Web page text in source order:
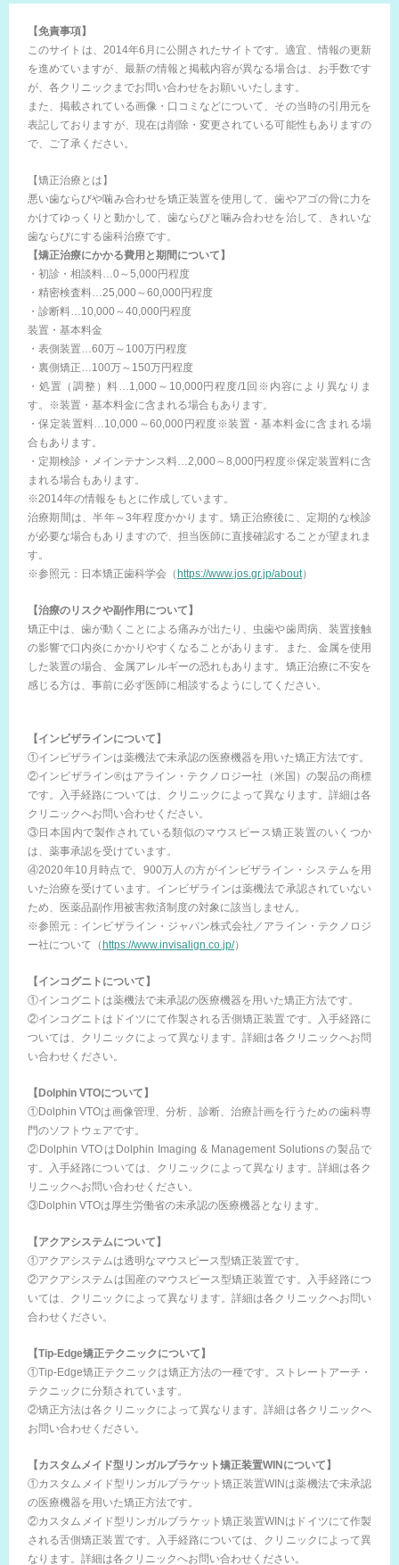
【免責事項】
このサイトは、2014年6月に公開されたサイトです。適宜、情報の更新
を進めていますが、最新の情報と掲載内容が異なる場合は、お手数です
が、各クリニックまでお問い合わせをお願いいたします。
また、掲載されている画像・口コミなどについて、その当時の引用元を
表記しておりますが、現在は削除・変更されている可能性もありますの
で、ご了承ください。
【矯正治療とは】
悪い歯ならびや噛み合わせを矯正装置を使用して、歯やアゴの骨に力を
かけてゆっくりと動かして、歯ならびと噛み合わせを治して、きれいな
歯ならびにする歯科治療です。
【矯正治療にかかる費用と期間について】
・初診・相談料…0～5,000円程度
・精密検査料…25,000～60,000円程度
・診断料…10,000～40,000円程度
装置・基本料金
・表側装置…60万～100万円程度
・裏側矯正…100万～150万円程度
・処置（調整）料…1,000～10,000円程度/1回※内容により異なりま
す。※装置・基本料金に含まれる場合もあります。
・保定装置料…10,000～60,000円程度※装置・基本料金に含まれる場
合もあります。
・定期検診・メインテナンス料…2,000～8,000円程度※保定装置料に含
まれる場合もあります。
※2014年の情報をもとに作成しています。
治療期間は、半年～3年程度かかります。矯正治療後に、定期的な検診
が必要な場合もありますので、担当医師に直接確認することが望まれま
す。
※参照元：日本矯正歯科学会（https://www.jos.gr.jp/about）
【治療のリスクや副作用について】
矯正中は、歯が動くことによる痛みが出たり、虫歯や歯周病、装置接触
の影響で口内炎にかかりやすくなることがあります。また、金属を使用
した装置の場合、金属アレルギーの恐れもあります。矯正治療に不安を
感じる方は、事前に必ず医師に相談するようにしてください。
【インビザラインについて】
①インビザラインは薬機法で未承認の医療機器を用いた矯正方法です。
②インビザライン®はアライン・テクノロジー社（米国）の製品の商標
です。入手経路については、クリニックによって異なります。詳細は各
クリニックへお問い合わせください。
③日本国内で製作されている類似のマウスピース矯正装置のいくつか
は、薬事承認を受けています。
④2020年10月時点で、900万人の方がインビザライン・システムを用
いた治療を受けています。インビザラインは薬機法で承認されていない
ため、医薬品副作用被害救済制度の対象に該当しません。
※参照元：インビザライン・ジャパン株式会社／アライン・テクノロジ
ー社について（https://www.invisalign.co.jp/）
【インコグニトについて】
①インコグニトは薬機法で未承認の医療機器を用いた矯正方法です。
②インコグニトはドイツにて作製される舌側矯正装置です。入手経路に
ついては、クリニックによって異なります。詳細は各クリニックへお問
い合わせください。
【Dolphin VTOについて】
①Dolphin VTOは画像管理、分析、診断、治療計画を行うための歯科専
門のソフトウェアです。
②Dolphin VTOはDolphin Imaging & Management Solutionsの製品で
す。入手経路については、クリニックによって異なります。詳細は各ク
リニックへお問い合わせください。
③Dolphin VTOは厚生労働省の未承認の医療機器となります。
【アクアシステムについて】
①アクアシステムは透明なマウスピース型矯正装置です。
②アクアシステムは国産のマウスピース型矯正装置です。入手経路につ
いては、クリニックによって異なります。詳細は各クリニックへお問い
合わせください。
【Tip-Edge矯正テクニックについて】
①Tip-Edge矯正テクニックは矯正方法の一種です。ストレートアーチ・
テクニックに分類されています。
②矯正方法は各クリニックによって異なります。詳細は各クリニックへ
お問い合わせください。
【カスタムメイド型リンガルブラケット矯正装置WINについて】
①カスタムメイド型リンガルブラケット矯正装置WINは薬機法で未承認
の医療機器を用いた矯正方法です。
②カスタムメイド型リンガルブラケット矯正装置WINはドイツにて作製
される舌側矯正装置です。入手経路については、クリニックによって異
なります。詳細は各クリニックへお問い合わせください。